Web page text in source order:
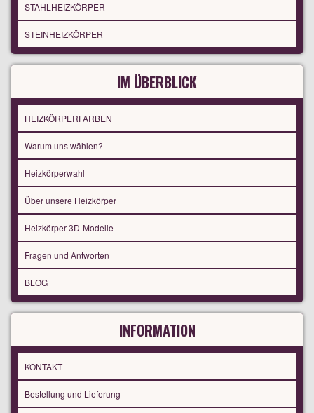
STAHLHEIZKÖRPER
STEINHEIZKÖRPER
IM ÜBERBLICK
HEIZKÖRPERFARBEN
Warum uns wählen?
Heizkörperwahl
Über unsere Heizkörper
Heizkörper 3D-Modelle
Fragen und Antworten
BLOG
INFORMATION
KONTAKT
Bestellung und Lieferung